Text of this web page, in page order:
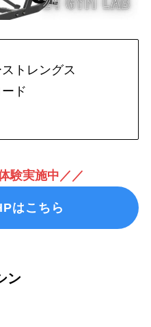
トレングス
ド
験実施中／／
はこちら
ン